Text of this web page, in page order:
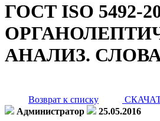
ГОСТ ISO 5492-
АНАЛИЗ.
Возврат к списку
Администратор
25.05.2016